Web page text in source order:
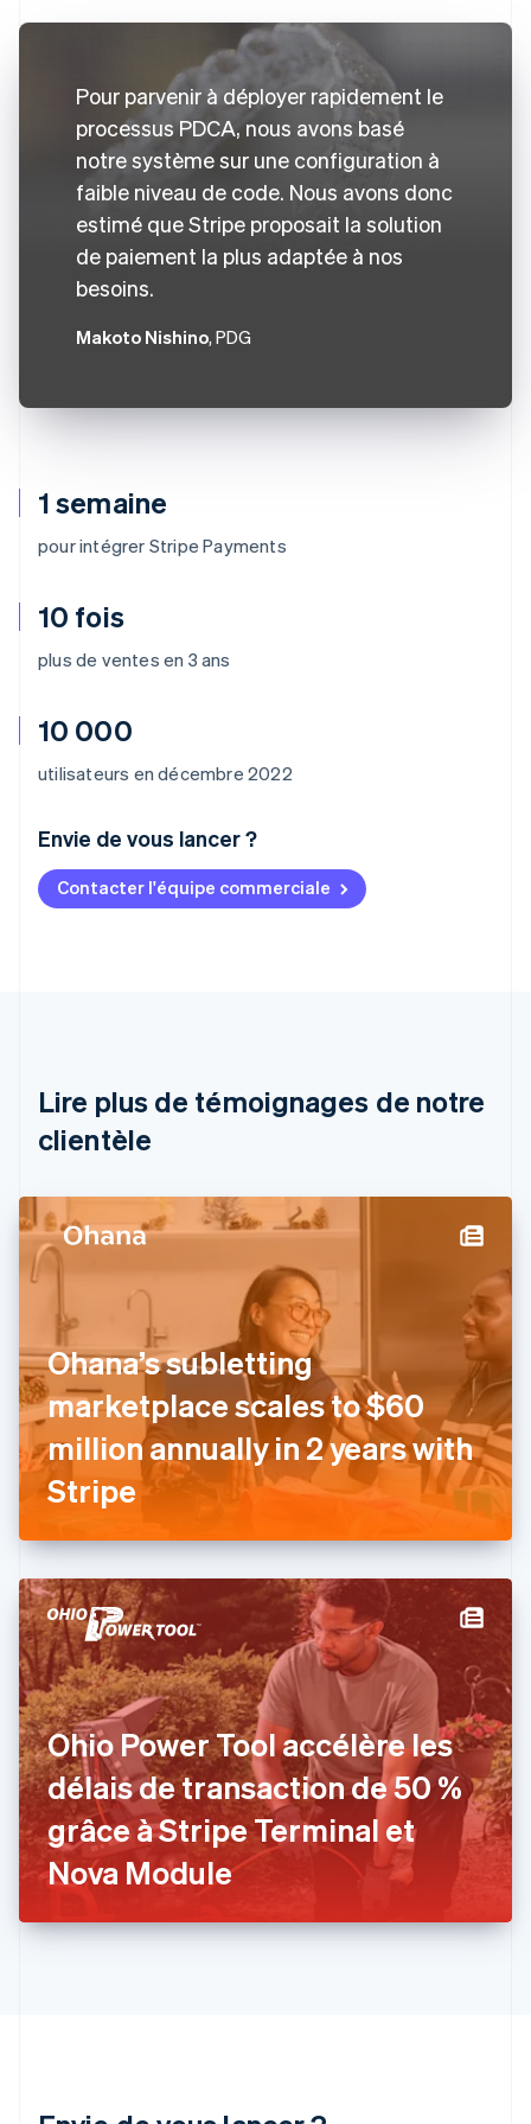
1 semaine
pour intégrer Stripe Payments
10 fois
plus de ventes en 3 ans
10 000
utilisateurs en décembre 2022
Envie de vous lancer ?
Contacter l'équipe commerciale
Pour parvenir à déployer rapidement le
processus PDCA, nous avons basé
notre système sur une configuration à
faible niveau de code. Nous avons donc
estimé que Stripe proposait la solution
de paiement la plus adaptée à nos
besoins.
Makoto Nishino, PDG
Lire plus de témoignages de notre
clientèle
Ohana’s subletting
marketplace scales to $60
million annually in 2 years with
Stripe
Ohio Power Tool accélère les
délais de transaction de 50 %
grâce à Stripe Terminal et
Nova Module
Allemagne
Brésil
PortuguêsEnglish
Bulgarie
Chine continentale
Croatie
English Italiano
Danemark
English
Émirats arabes unis
English
Espagne
EspañolEnglish
English
États-Unis
EnglishEspañol 简体中文
Finlande
English Svenska
France
Français English
Gibraltar
English
Grèce
English
Hongrie
English
Inde
English
English